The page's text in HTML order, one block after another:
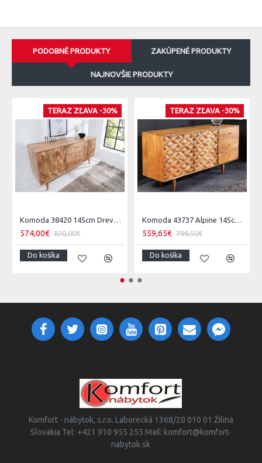
PODOBNÉ PRODUKTY ZAKÚPENÉ PRODUKTY
NAJNOVŠIE PRODUKTY
TERAZ ZĽAVA -30%
Komoda 38420 145cm Drevo Acacia Retro
574,00€ 820,00€
Do košíka
TERAZ ZĽAVA -30%
Komoda 43737 Alpine 145cm Drevo Acacia Honey
559,65€ 799,50€
Do košíka
Komfort - nábytok, s.r.o. Laborecká 1368/20 010 01 Žilina
Slovakia Tel: +421 910 955 255 Mail: komfort@komfort-
nabytok.sk